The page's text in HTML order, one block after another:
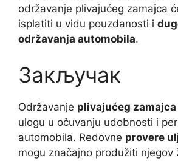
održavanje plivajućeg zamajca
isplatiti u vidu pouzdanosti i
održavanja automobila.
Закључак
Održavanje plivajućeg zamajca
ulogu u očuvanju udobnosti i
automobila. Redovne provere
mogu značajno produžiti njegov